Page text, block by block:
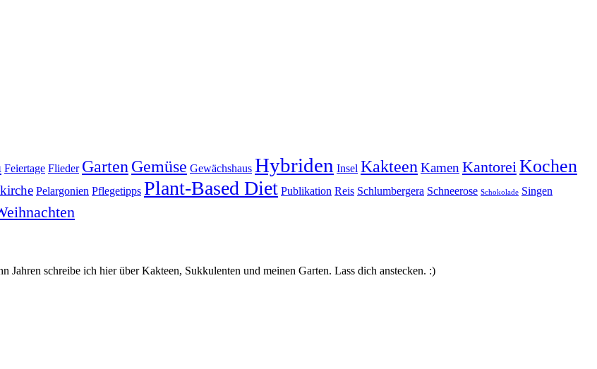
Feiertage Flieder Garten Gemüse Gewächshaus Hybriden Insel Kakteen KamenKantoreiKochen
Pelargonien Pflegetipps Plant-Based Diet Publikation Reis Schlumbergera Schneerose Schokolade Singen
Jahren schreibe ich hier über Kakteen, Sukkulenten und meinen Garten. Lass dich anstecken. :)